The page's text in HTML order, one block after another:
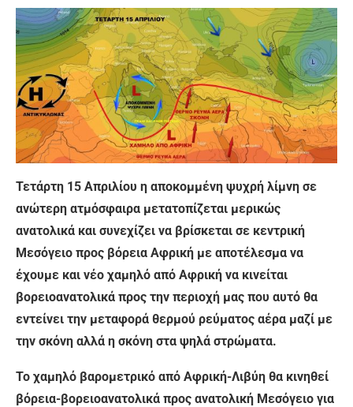
Τετάρτη 15 Απριλίου η αποκομμένη ψυχρή λίμνη σε
ανώτερη ατμόσφαιρα μετατοπίζεται μερικώς
ανατολικά και συνεχίζει να βρίσκεται σε κεντρική
Μεσόγειο προς βόρεια Αφρική με αποτέλεσμα να
έχουμε και νέο χαμηλό από Αφρική να κινείται
βορειοανατολικά προς την περιοχή μας που αυτό θα
εντείνει την μεταφορά θερμού ρεύματος αέρα μαζί με
την σκόνη αλλά η σκόνη στα ψηλά στρώματα.
Το χαμηλό βαρομετρικό από Αφρική-Λιβύη θα κινηθεί
βόρεια-βορειοανατολικά προς ανατολική Μεσόγειο για